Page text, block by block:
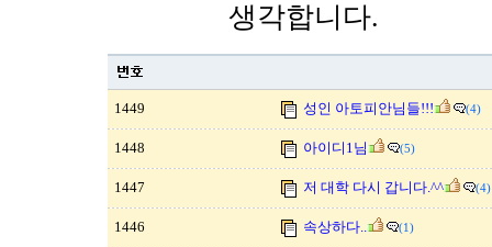
생각합니다.
1449 성인 아토피안님들!!! (4)
1448 아이디1님 (5)
1447 저 대학 다시 갑니다.^^ (4)
1446 속상하다.. (1)